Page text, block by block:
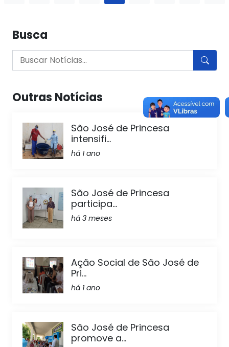
Busca
Outras Notícias
São José de Princesa
intensifi...
há 1 ano
São José de Princesa
participa...
há 3 meses
Ação Social de São José de
Pri...
há 1 ano
São José de Princesa
promove a...